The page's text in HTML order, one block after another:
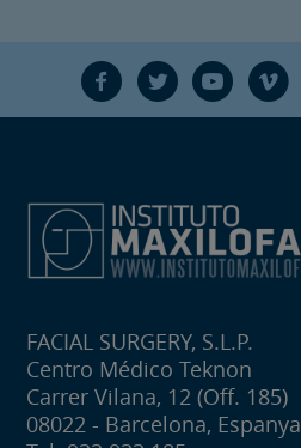
F T Y V
FACIAL SURGERY, S.L.P.
Centro Médico Teknon
Carrer Vilana, 12 (Off. 185)
08022 - Barcelona, Espanya